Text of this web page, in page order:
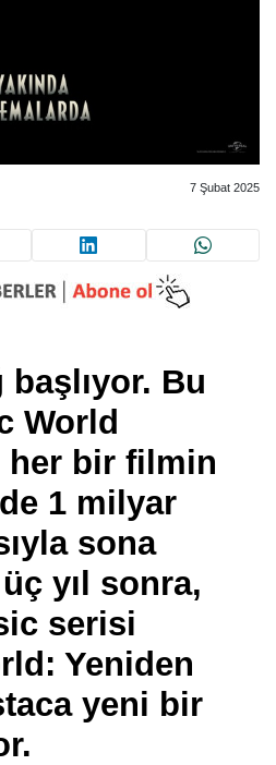
7 Şubat 2025
Bu
World
her bir filmin
1 milyar
sona
yıl sonra,
serisi
Yeniden
yeni bir